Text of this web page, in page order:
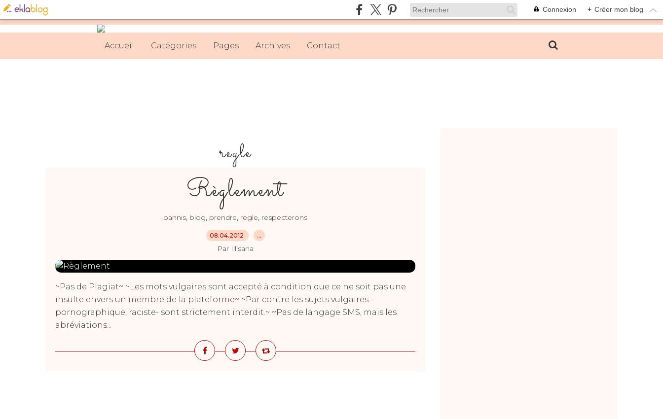
Connexion + Créer mon blog
Accueil Catégories Pages Archives Contact
regle
Règlement
bannis, blog, prendre, regle, respecterons
08.04.2012 …
Par Illisana
~Pas de Plagiat~ ~Les mots vulgaires sont accepté à condition que ce ne soit pas une
insulte envers un membre de la plateforme~ ~Par contre les sujets vulgaires -
pornographique, raciste- sont strictement interdit.~ ~Pas de langage SMS, mais les
abréviations...